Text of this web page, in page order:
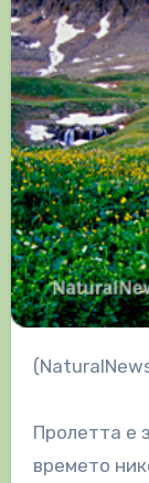
Пролетта е
времето